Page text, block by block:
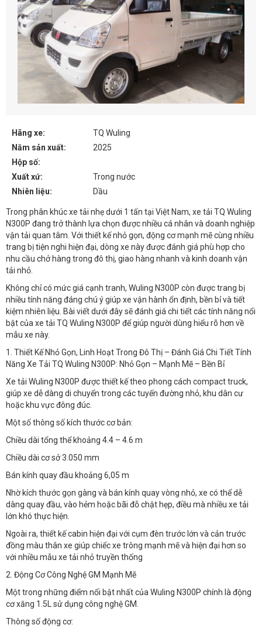
Hãng xe:
TQ Wuling
Năm sản xuất:
2025
Hộp số:
Xuất xứ:
Trong nước
Nhiên liệu:
Dầu
Trong phân khúc xe tải nhẹ dưới 1 tấn tại Việt Nam, xe tải TQ Wuling
N300P đang trở thành lựa chọn được nhiều cá nhân và doanh nghiệp
vận tải quan tâm. Với thiết kế nhỏ gọn, động cơ mạnh mẽ cùng nhiều
trang bị tiện nghi hiện đại, dòng xe này được đánh giá phù hợp cho
nhu cầu chở hàng trong đô thị, giao hàng nhanh và kinh doanh vận
tải nhỏ.
Không chỉ có mức giá cạnh tranh, Wuling N300P còn được trang bị
nhiều tính năng đáng chú ý giúp xe vận hành ổn định, bền bỉ và tiết
kiệm nhiên liệu. Bài viết dưới đây sẽ đánh giá chi tiết các tính năng nổi
bật của xe tải TQ Wuling N300P để giúp người dùng hiểu rõ hơn về
mẫu xe này.
1. Thiết Kế Nhỏ Gọn, Linh Hoạt Trong Đô Thị – Đánh Giá Chi Tiết Tính
Năng Xe Tải TQ Wuling N300P: Nhỏ Gọn – Mạnh Mẽ – Bền Bỉ
Xe tải Wuling N300P được thiết kế theo phong cách compact truck,
giúp xe dễ dàng di chuyển trong các tuyến đường nhỏ, khu dân cư
hoặc khu vực đông đúc.
Một số thông số kích thước cơ bản:
Chiều dài tổng thể khoảng 4.4 – 4.6 m
Chiều dài cơ sở 3.050 mm
Bán kính quay đầu khoảng 6,05 m
Nhờ kích thước gọn gàng và bán kính quay vòng nhỏ, xe có thể dễ
dàng quay đầu, vào hẻm hoặc bãi đỗ chật hẹp, điều mà nhiều xe tải
lớn khó thực hiện.
Ngoài ra, thiết kế cabin hiện đại với cụm đèn trước lớn và cản trước
đồng màu thân xe giúp chiếc xe trông mạnh mẽ và hiện đại hơn so
với nhiều mẫu xe tải nhỏ truyền thống
2. Động Cơ Công Nghệ GM Mạnh Mẽ
Một trong những điểm nổi bật nhất của Wuling N300P chính là động
cơ xăng 1.5L sử dụng công nghệ GM.
Thông số động cơ: